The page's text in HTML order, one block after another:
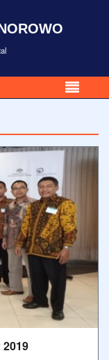
2019